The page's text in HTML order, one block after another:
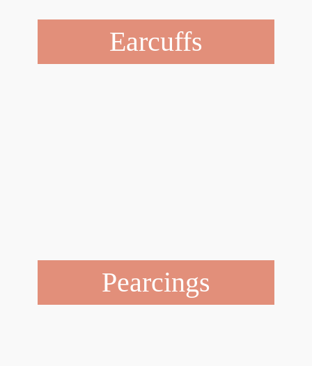
Earcuffs
Pearcings